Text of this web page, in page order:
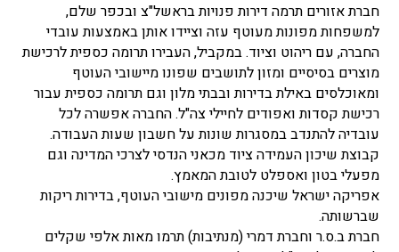
חברת אזורים תרמה דירות פנויות בראשל"צ ובכפר שלם,
למשפחות מפונות מעוטף עזה וציידו אותן באמצעות עובדי
החברה, עם ריהוט וציוד. במקביל, העבירו תרומה כספית לרכישת
מוצרים בסיסיים ומזון לתושבים שפונו מיישובי העוטף
ומאוכלסים באילת בדירות ובבתי מלון וגם תרומה כספית עבור
רכישת קסדות ואפודים לחיילי צה"ל. החברה אפשרה לכל
עובדיה להתנדב במסגרות שונות על חשבון שעות העבודה.
קבוצת שיכון העמידה ציוד מכאני הנדסי לצרכי המדינה וגם
מפעלי בטון ואספלט לטובת המאמץ.
אפריקה ישראל שיכנה מפונים מישובי העוטף, בדירות ריקות
שברשותה.
חברת ב.ס.ר וחברת דמרי (מנתיבות) תרמו מאות אלפי שקלים